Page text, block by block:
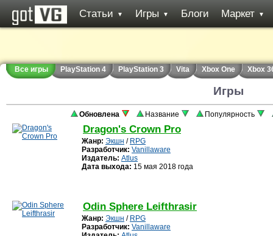
Статьи ▼ Игры ▼ Блоги Маркет ▼
Все игры PlayStation 4 PlayStation 3 Vita Xbox One Xbox
Игры
Обновлена Название Популярность
Dragon's Crown Pro
Жанр: Экшн / RPG
Разработчик: Vanillaware
Издатель: Atlus
Дата выхода: 15 мая 2018 года
Odin Sphere Leifthrasir
Жанр: Экшн / RPG
Разработчик: Vanillaware